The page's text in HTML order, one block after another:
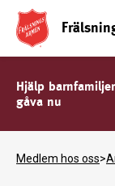
Hjälp
gåva nu
Medlem hos oss>